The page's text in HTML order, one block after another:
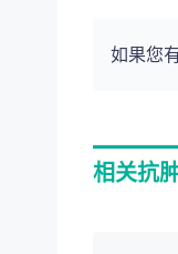
如果您
相关抗